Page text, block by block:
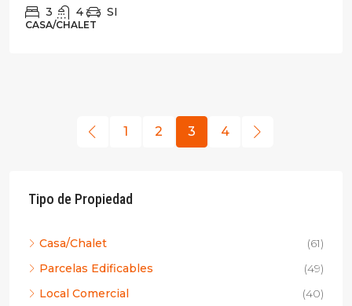
3 4 SI
CASA/CHALET
1 2 3 4
Tipo de Propiedad
Casa/Chalet
(61)
Parcelas Edificables
(49)
Local Comercial
(40)